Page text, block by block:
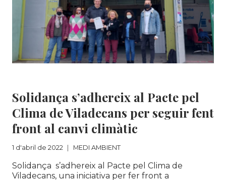
L’EQUIP
DE
SOLIDANÇA!
Solidança s’adhereix al Pacte pel
Clima de Viladecans per seguir fent
front al canvi climàtic
1 d'abril de 2022 MEDI AMBIENT
Solidança s’adhereix al Pacte pel Clima de
Viladecans, una iniciativa per fer front a